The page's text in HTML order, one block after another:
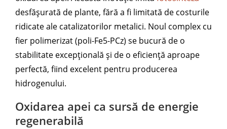
desfășurată de plante, fără a fi limitată de costurile
ridicate ale catalizatorilor metalici. Noul complex cu
fier polimerizat (poli-Fe5-PCz) se bucură de o
stabilitate excepțională și de o eficiență aproape
perfectă, fiind excelent pentru producerea
hidrogenului.
Oxidarea apei ca sursă de energie
regenerabilă